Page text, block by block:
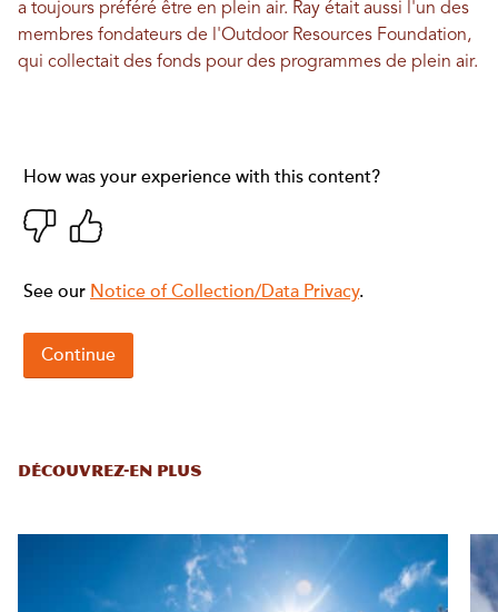
a toujours préféré être en plein air. Ray était aussi l'un des
membres fondateurs de l'Outdoor Resources Foundation,
qui collectait des fonds pour des programmes de plein air.
DÉCOUVREZ-EN PLUS